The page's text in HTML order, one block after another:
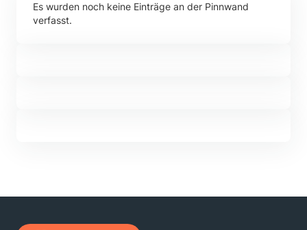
Es wurden noch keine Einträge an der Pinnwand
verfasst.